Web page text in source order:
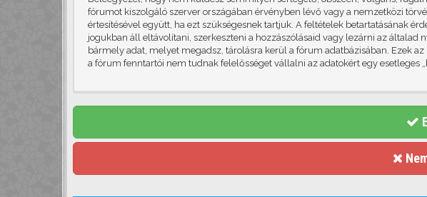
fórumot kiszolgáló szerver országában érvényben lévő vagy a nemzetközi
értesítésével együtt, ha ezt szükségesnek tartjuk. A feltételek betartatásának
jogukban áll eltávolítani, szerkeszteni a hozzászólásaid vagy lezárni az
bármely adat, melyet megadsz, tárolásra kerül a fórum adatbázisában. Ezek
a fórum fenntartói nem tudnak felelősséget vállalni az adatokért egy esetleges